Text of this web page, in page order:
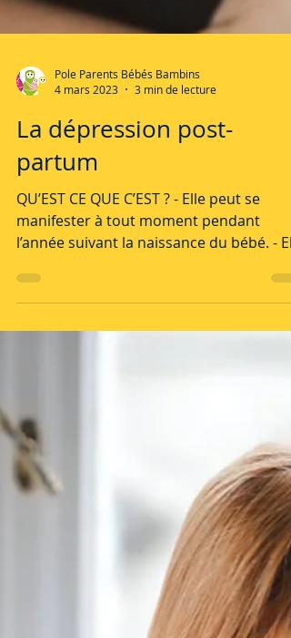
Pole Parents Bébés Bambins
4 mars 2023
3 min de lecture
La dépression post-
partum
QU’EST CE QUE C’EST ? - Elle peut se
l’année suivant la naissance du bébé. -
est plus grave que le...